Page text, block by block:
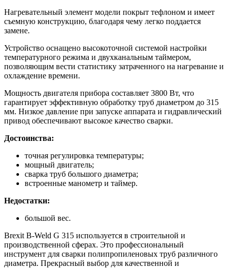
Нагревательный элемент модели покрыт тефлоном и имеет
съемную конструкцию, благодаря чему легко поддается
замене.
Устройство оснащено высокоточной системой настройки
температурного режима и двухканальным таймером,
позволяющим вести статистику затраченного на нагревание и
охлаждение времени.
Мощность двигателя прибора составляет 3800 Вт, что
гарантирует эффективную обработку труб диаметром до 315
мм. Низкое давление при запуске аппарата и гидравлический
привод обеспечивают высокое качество сварки.
Достоинства:
точная регулировка температуры;
мощный двигатель;
сварка труб большого диаметра;
встроенные манометр и таймер.
Недостатки:
большой вес.
Brexit B-Weld G 315 используется в строительной и
производственной сферах. Это профессиональный
инструмент для сварки полипропиленовых труб различного
диаметра. Прекрасный выбор для качественной и